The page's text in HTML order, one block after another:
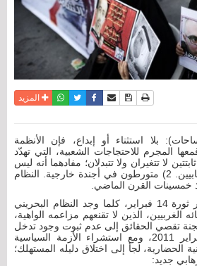
نسخة للطباعة
حفظ الموضوع
أرسل الى صديق
فيسبوكتويترواتسابالمزيد
بلا استثناء أو إبداع، فإن الأنظمة
المجرم للاحتجاجات الشعبية، التي تهدّد
لا تتغيران ولا تتبدلان؛ مفادهما أنه ليس
هناك محتجون، بل: 1) إرهابيين. 2) متورطون في أجندة خارجية. النظام
خمسينات القرن الماضي.
ومنذ أعوام ثلاثة، هي عمر ثورة 14 فبراير، كلما وجد النظام البحريني
الذين لا تقنعهم مزاعمه الواهية،
تقصي الحقائق إلى عدم ثبوت وجود تدخل
إيراني في أحداث 14 فبراير 2011، ومع استشراء الأزمة السياسية
الحضارية، لجأ إلى اختلاق دليله المستهلك؛
جديد: